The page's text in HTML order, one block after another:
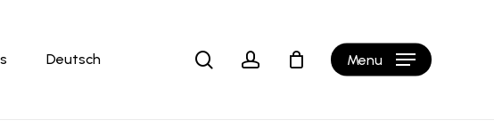
Deutsch searchaccount Menu Cart